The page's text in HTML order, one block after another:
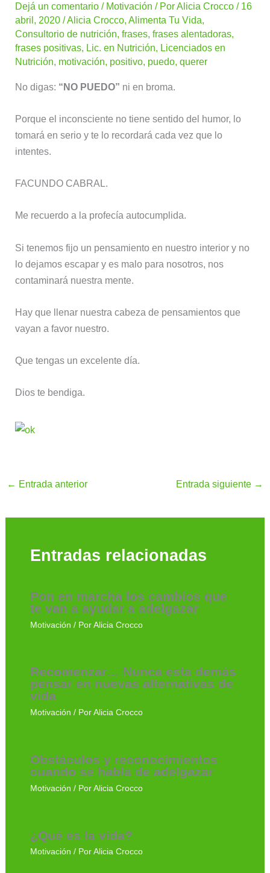
Dejá un comentario / Motivación / PorAlicia Crocco/ 16
abril, 2020/Alicia Crocco,Alimenta Tu Vida,
Consultorio de nutrición,frases,frases alentadoras,
frases positivas, Lic. en Nutrición, Licenciados en
Nutrición, motivación, positivo, puedo,querer
No digas: “NO PUEDO” ni en broma.
Porque el inconsciente no tiene sentido del humor, lo
tomará en serio y te lo recordará cada vez que lo
intentes.
FACUNDO CABRAL.
Me recuerdo a la profecía autocumplida.
Si tenemos fijo un pensamiento en nuestro interior y no
lo dejamos escapar y es malo para nosotros, nos
contaminará nuestra mente.
Hay que llenar nuestra cabeza de pensamientos que
vayan a favor nuestro.
Que tengas un excelente día.
Dios te bendiga.
← Entrada anterior Entrada siguiente →
Entradas relacionadas
Pon en marcha los cambios que
te van a ayudar a adelgazar
Motivación / Por Alicia Crocco
Recomenzar… Nunca esta demás
pensar en nuevas alternativas de
vida
Motivación / Por Alicia Crocco
Obstáculos y reconocimientos
cuando se habla de adelgazar
Motivación / Por Alicia Crocco
¿Qué es la vida?
Motivación / Por Alicia Crocco